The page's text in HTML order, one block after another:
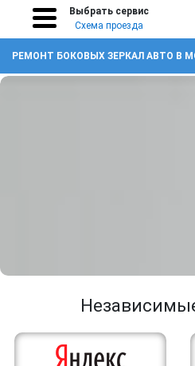
Выбрать сервис
Схема проезда
РЕМОНТ БОКОВЫХ ЗЕРКАЛ АВТО В